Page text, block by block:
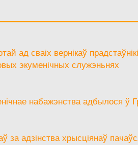
ад сваіх вернікаў
экуменічных служэньнях
набажэнства адбылося ў
за адзінства хрысціянаў